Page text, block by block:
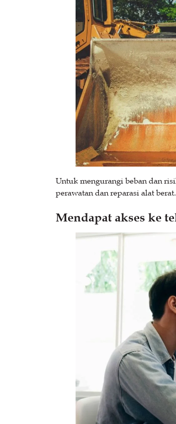
Untuk mengurangi beban dan
perawatan dan reparasi alat berat.
Mendapat akses ke